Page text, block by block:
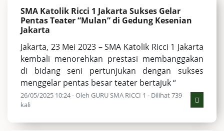
SMA Katolik Ricci 1 Jakarta Sukses Gelar
Pentas Teater “Mulan” di Gedung Kesenian
Jakarta
Jakarta, 23 Mei 2023 – SMA Katolik Ricci 1 Jakarta
kembali menorehkan prestasi membanggakan
di bidang seni pertunjukan dengan sukses
menggelar pentas besar teater bertajuk “
26/05/2025 10:24 - Oleh GURU SMA RICCI 1 - Dilihat 739
kali